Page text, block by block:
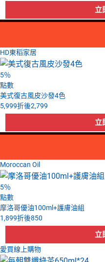
HD東稻家居
5％
點數
美式復古風皮沙發4色
5,999折後2,799
Moroccan Oil
5％
點數
摩洛哥優油100ml+護膚油組
1,899折後850
愛買線上購物